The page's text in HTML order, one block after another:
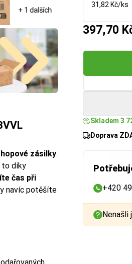
31,82 Kč/ks
397,70
Skladem 3
Doprava
+420
Nenašli
+ 1 dalších
zásilky.
to díky
čas při
navíc potěšíte